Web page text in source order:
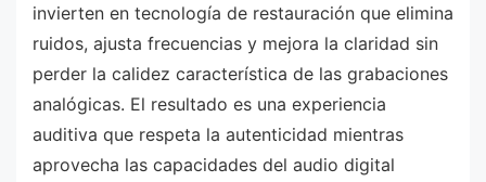
invierten en tecnología de restauración que elimina
ruidos, ajusta frecuencias y mejora la claridad sin
perder la calidez característica de las grabaciones
analógicas. El resultado es una experiencia
auditiva que respeta la autenticidad mientras
aprovecha las capacidades del audio digital